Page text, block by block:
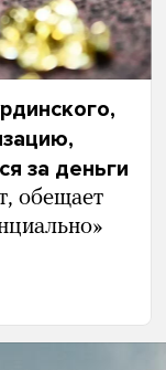
за деньги
обещает